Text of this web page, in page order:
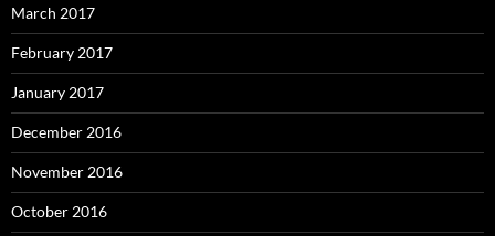
March 2017
February 2017
January 2017
December 2016
November 2016
October 2016